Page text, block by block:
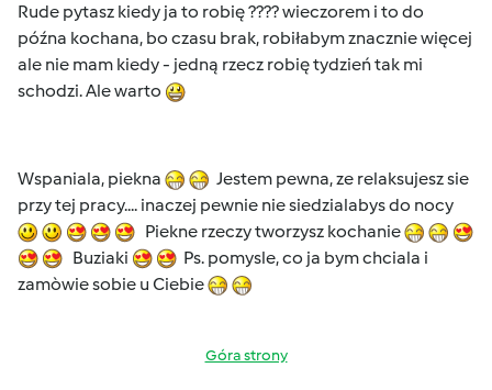
Rude pytasz kiedy ja to robię ???? wieczorem i to do
późna kochana, bo czasu brak, robiłabym znacznie więcej
ale nie mam kiedy - jedną rzecz robię tydzień tak mi
schodzi. Ale warto
Wspaniala, piekna
Jestem pewna, ze relaksujesz sie
przy tej pracy.... inaczej pewnie nie siedzialabys do nocy
Piekne rzeczy tworzysz kochanie
Buziaki
Ps. pomysle, co ja bym chciala i
zamòwie sobie u Ciebie
Góra strony